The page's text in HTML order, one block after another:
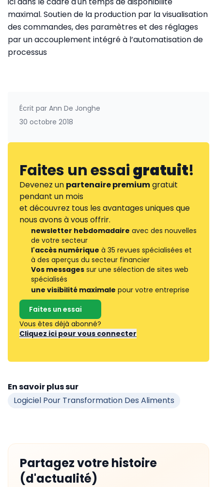
maximal. Soutien de la production par la visualisation
des commandes, des paramètres et des réglages
par un accouplement intégré à l’automatisation de
processus
Écrit par Ann De Jonghe
30 octobre 2018
Faites un essaigratuit!
Devenez un partenaire premiumgratuit
pendant un mois
et découvrez tous les avantages uniques que
nous avons à vous offrir.
newsletter hebdomadaire avec des nouvelles
de votre secteur
l'accès numérique à 35 revues spécialisées et
à des aperçus du secteur financier
Vos messages sur une sélection de sites web
spécialisés
une visibilité maximale pour votre entreprise
Faites un essai
Vous êtes déjà abonné?
Cliquez ici pour vous connecter
En savoir plus sur
Logiciel Pour Transformation Des Aliments
Partagez votre histoire
(d'actualité)